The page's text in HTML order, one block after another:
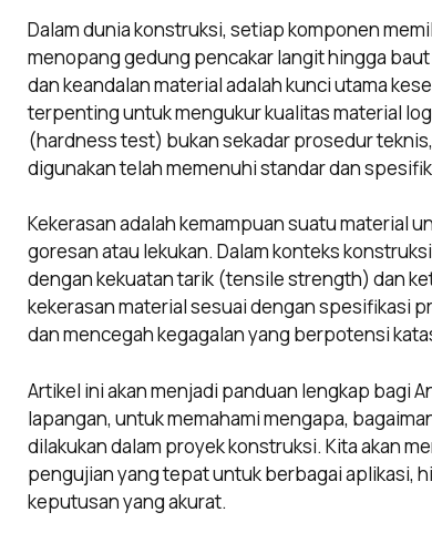
Dalam dunia konstruksi, setiap komponen
menopang gedung pencakar langit hingga
dan keandalan material adalah kunci utama
terpenting untuk mengukur kualitas material
(hardness test) bukan sekadar prosedur
digunakan telah memenuhi standar dan
Kekerasan adalah kemampuan suatu material
goresan atau lekukan. Dalam konteks
dengan kekuatan tarik (tensile strength) dan
kekerasan material sesuai dengan spesifikasi
dan mencegah kegagalan yang berpotensi
Artikel ini akan menjadi panduan lengkap bagi
lapangan, untuk memahami mengapa,
dilakukan dalam proyek konstruksi. Kita akan
pengujian yang tepat untuk berbagai aplikasi,
keputusan yang akurat.